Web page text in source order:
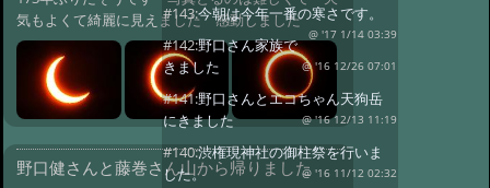
気もよくて綺麗に見えました 感動しました
野口健さんと藤巻さん山から帰りました
#143:今朝は今年一番の寒さです。
@ '17 1/14 03:39
#142:野口さん家族で
きました
@ '16 12/26 07:01
#141:野口さんとエコちゃん天狗岳
にきました
@ '16 12/13 11:19
#140:渋権現神社の御柱祭を行いま
した。
@ '16 11/12 02:32